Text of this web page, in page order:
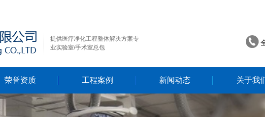
提供医疗净化工程整体解决方案专
业实验室/手术室总包
荣誉资质 工程案例 新闻动态
行业新闻
关于我